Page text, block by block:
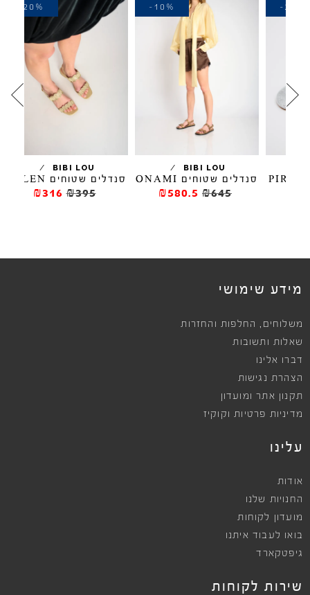
BIBI LOU
/
סנדלים שטוחים ONAMI
₪645
₪580.5
-10%
BIBI LOU
/
סנדלים שטוחים SOLEN
₪395
₪316
-20%
מידע שימושי
משלוחים , החלפות והחזרות
שאלות ותשובות
דברו אלינו
הצהרת נגישות
תקנון אתר ומועדון
מדיניות פרטיות וקוקיז
עלינו
אודות
החנויות שלנו
מועדון לקוחות
בואו לעבוד איתנו
גיפטקארד
שירות לקוחות